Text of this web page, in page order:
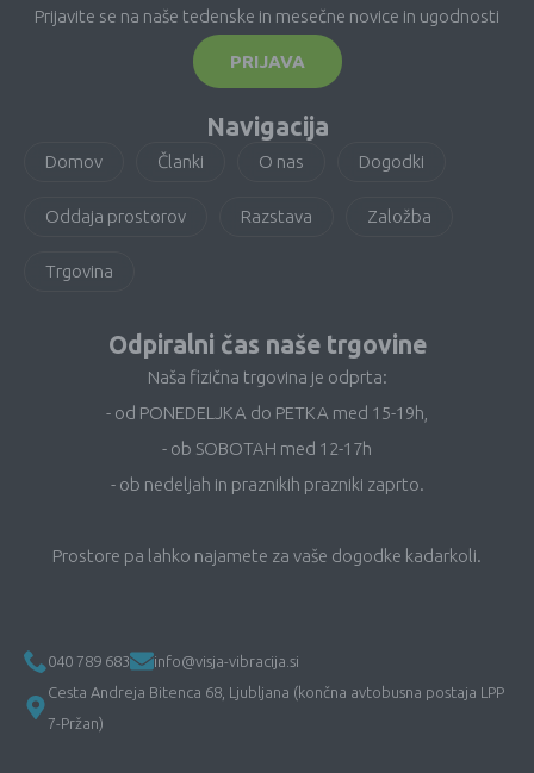
Prijavite se na naše tedenske in mesečne novice in ugodnosti
PRIJAVA
Navigacija
Domov Članki O nas Dogodki
Oddaja prostorov Razstava Založba
Trgovina
Odpiralni čas naše trgovine
Naša fizična trgovina je odprta:
- od PONEDELJKA do PETKA med 15-19h,
- ob SOBOTAH med 12-17h
- ob nedeljah in praznikih prazniki zaprto.
Prostore pa lahko najamete za vaše dogodke kadarkoli.
040 789 683
info@visja-vibracija.si
Cesta Andreja Bitenca 68, Ljubljana (končna avtobusna postaja LPP
7-Pržan)